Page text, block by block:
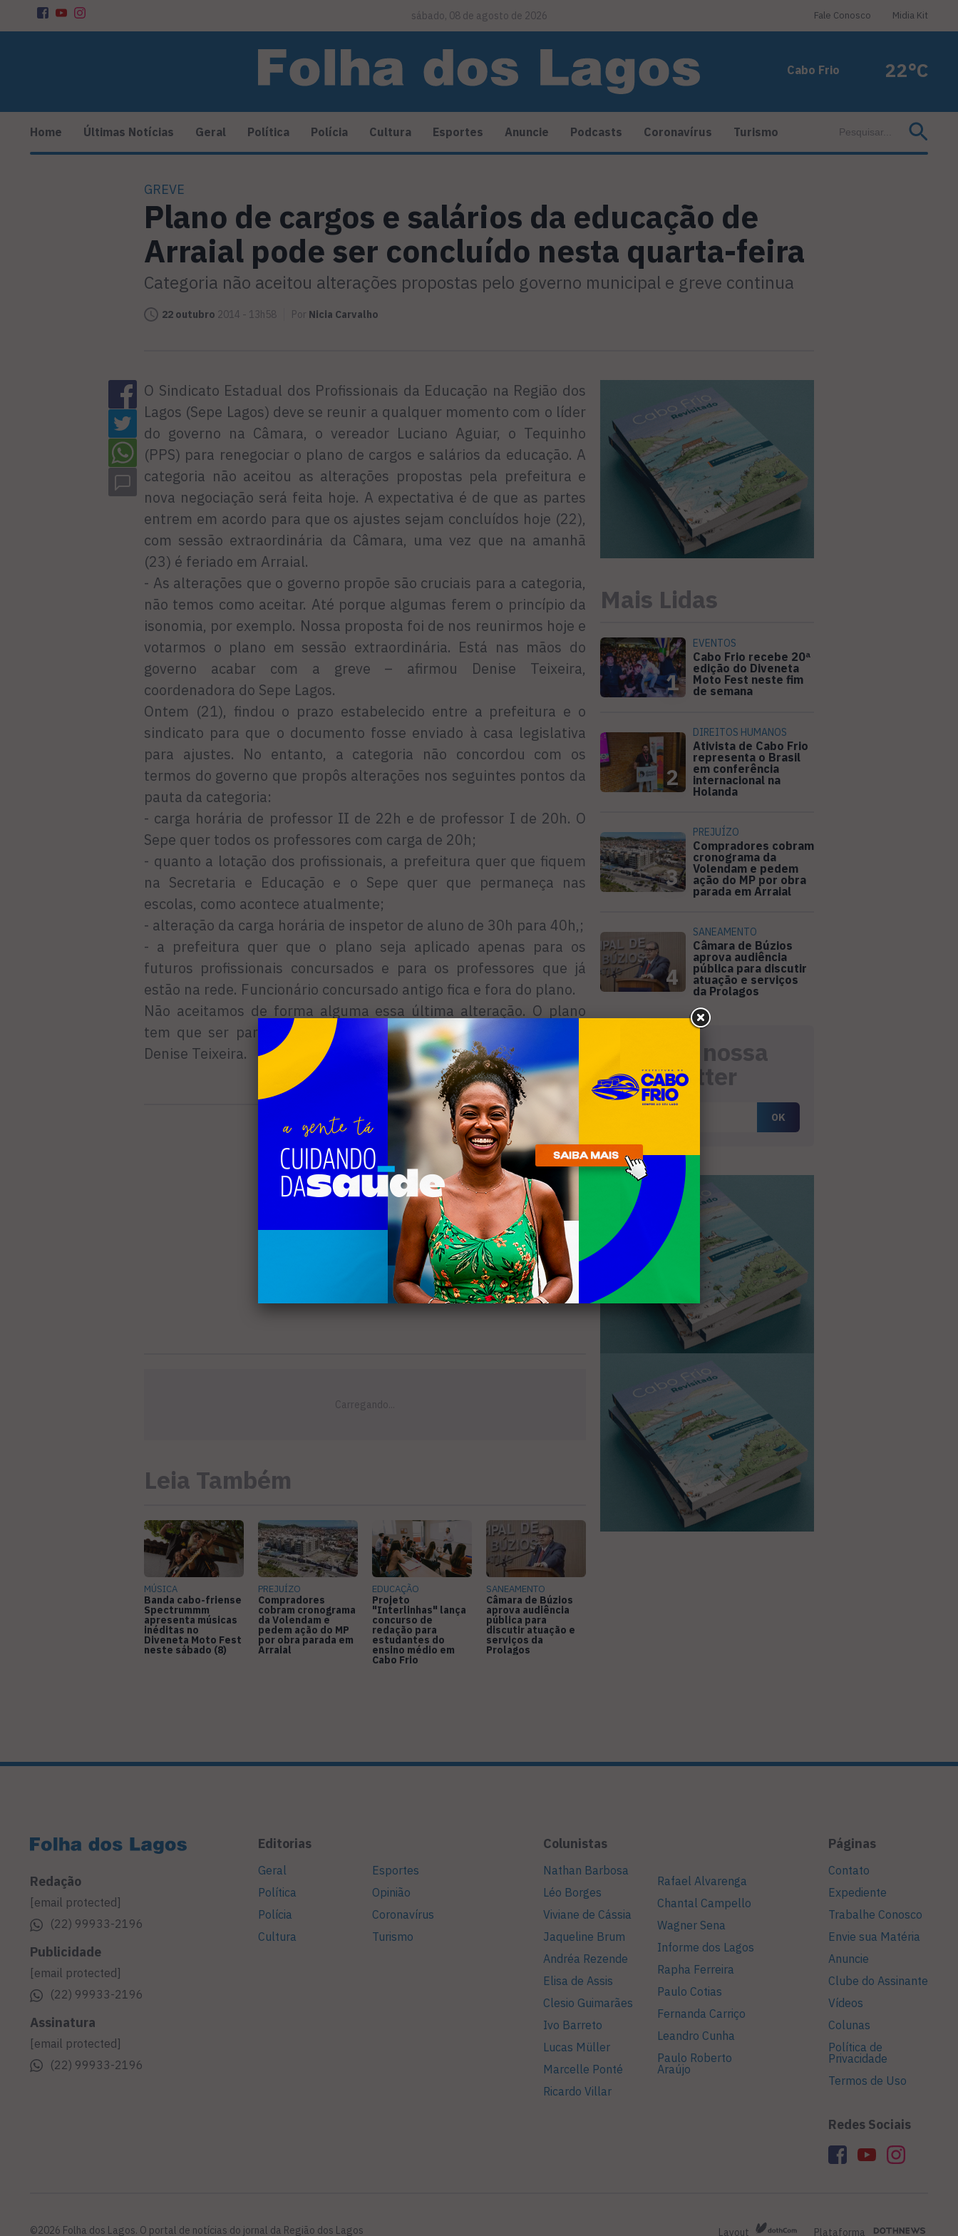
sábado, 08 de agosto de 2026 Fale Conosco Midia Kit
Cabo Frio 22°C
Home Últimas Notícias Geral Política Polícia Cultura Esportes Anuncie Podcasts Coronavírus Turismo
GREVE
Plano de cargos e salários da educação de
Arraial pode ser concluído nesta quarta-feira
Categoria não aceitou alterações propostas pelo governo municipal e greve continua
22 outubro 2014 - 13h58 Por Nicia Carvalho
O Sindicato Estadual dos Profissionais da Educação na Região dos
Lagos (Sepe Lagos) deve se reunir a qualquer momento com o líder
do governo na Câmara, o vereador Luciano Aguiar, o Tequinho
(PPS) para renegociar o plano de cargos e salários da educação. A
categoria não aceitou as alterações propostas pela prefeitura e
nova negociação será feita hoje. A expectativa é de que as partes
entrem em acordo para que os ajustes sejam concluídos hoje (22),
com sessão extraordinária da Câmara, uma vez que na amanhã
(23) é feriado em Arraial.
- As alterações que o governo propõe são cruciais para a categoria,
não temos como aceitar. Até porque algumas ferem o princípio da
isonomia, por exemplo. Nossa proposta foi de nos reunirmos hoje e
votarmos o plano em sessão extraordinária. Está nas mãos do
governo acabar com a greve – afirmou Denise Teixeira,
coordenadora do Sepe Lagos.
Ontem (21), findou o prazo estabelecido entre a prefeitura e o
sindicato para que o documento fosse enviado à casa legislativa
para ajustes. No entanto, a categoria não concordou com os
termos do governo que propôs alterações nos seguintes pontos da
pauta da categoria:
- carga horária de professor II de 22h e de professor I de 20h. O
Sepe quer todos os professores com carga de 20h;
- quanto a lotação dos profissionais, a prefeitura quer que fiquem
na Secretaria e Educação e o Sepe quer que permaneça nas
escolas, como acontece atualmente;
- alteração da carga horária de inspetor de aluno de 30h para 40h,;
- a prefeitura quer que o plano seja aplicado apenas para os
futuros profissionais concursados e para os professores que já
estão na rede. Funcionário concursado antigo fica e fora do plano.
Não aceitamos de forma alguma essa última alteração. O plano
tem que ser para todos os profissionais da educação - concluiu
Denise Teixeira.
Mais Lidas
1
EVENTOS
Cabo Frio recebe 20ª
edição do Diveneta
Moto Fest neste fim
de semana
2
DIREITOS HUMANOS
Ativista de Cabo Frio
representa o Brasil
em conferência
internacional na
Holanda
3
PREJUÍZO
Compradores cobram
cronograma da
Volendam e pedem
ação do MP por obra
parada em Arraial
4
SANEAMENTO
Câmara de Búzios
aprova audiência
pública para discutir
atuação e serviços
da Prolagos
Receba nossa
newsletter
Leia Também
MÚSICA
Banda cabo-friense
Spectrummm
apresenta músicas
inéditas no
Diveneta Moto Fest
neste sábado (8)
PREJUÍZO
Compradores
cobram cronograma
da Volendam e
pedem ação do MP
por obra parada em
Arraial
EDUCAÇÃO
Projeto
"Interlinhas" lança
concurso de
redação para
estudantes do
ensino médio em
Cabo Frio
SANEAMENTO
Câmara de Búzios
aprova audiência
pública para
discutir atuação e
serviços da
Prolagos
Redação
[email protected]
(22) 99933-2196
Publicidade
[email protected]
(22) 99933-2196
Assinatura
[email protected]
(22) 99933-2196
Editorias
Geral
Política
Polícia
Cultura
Esportes
Opinião
Coronavírus
Turismo
Colunistas
Nathan Barbosa
Léo Borges
Viviane de Cássia
Jaqueline Brum
Andréa Rezende
Elisa de Assis
Clesio Guimarães
Ivo Barreto
Lucas Müller
Marcelle Ponté
Ricardo Villar
Rafael Alvarenga
Chantal Campello
Wagner Sena
Informe dos Lagos
Rapha Ferreira
Paulo Cotias
Fernanda Carriço
Leandro Cunha
Paulo Roberto
Araújo
Páginas
Contato
Expediente
Trabalhe Conosco
Envie sua Matéria
Anuncie
Clube do Assinante
Vídeos
Colunas
Política de
Privacidade
Termos de Uso
Redes Sociais
©2026 Folha dos Lagos. O portal de notícias do jornal da Região dos Lagos Layout Plataforma